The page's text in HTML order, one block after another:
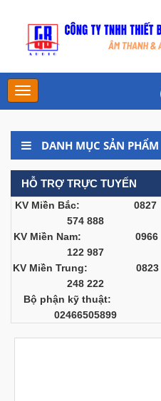
Main
Menu
DANH MỤC SẢN PHẨM
HỖ TRỢ TRỰC TUYẾN
KV Miền Bắc: 0827
574 888
KV Miền Nam: 0966
122 987
KV Miền Trung: 0823
248 222
Bộ phận kỹ thuật:
02466505899